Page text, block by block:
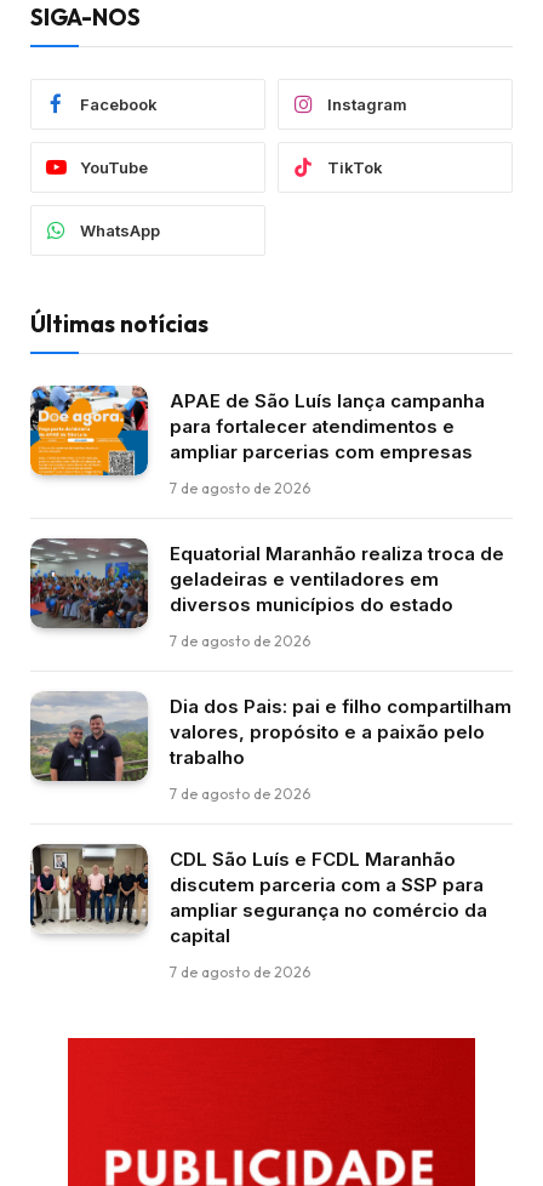
SIGA-NOS
Facebook Instagram
YouTube TikTok
WhatsApp
Últimas notícias
APAE de São Luís lança campanha
para fortalecer atendimentos e
ampliar parcerias com empresas
7 de agosto de 2026
Equatorial Maranhão realiza troca de
geladeiras e ventiladores em
diversos municípios do estado
7 de agosto de 2026
Dia dos Pais: pai e filho compartilham
valores, propósito e a paixão pelo
trabalho
7 de agosto de 2026
CDL São Luís e FCDL Maranhão
discutem parceria com a SSP para
ampliar segurança no comércio da
capital
7 de agosto de 2026